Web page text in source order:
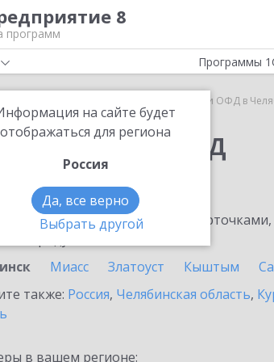
8
программ
на сайте будет
отображаться для региона
Россия
Да, все верно
Выбрать другой
Программы
1С-Чеки ОФД в
1С-Чеки ОФД
с информационными
продукта.
Миасс Златоуст Кыштым
также: Россия, Челябинская область,
в вашем регионе: